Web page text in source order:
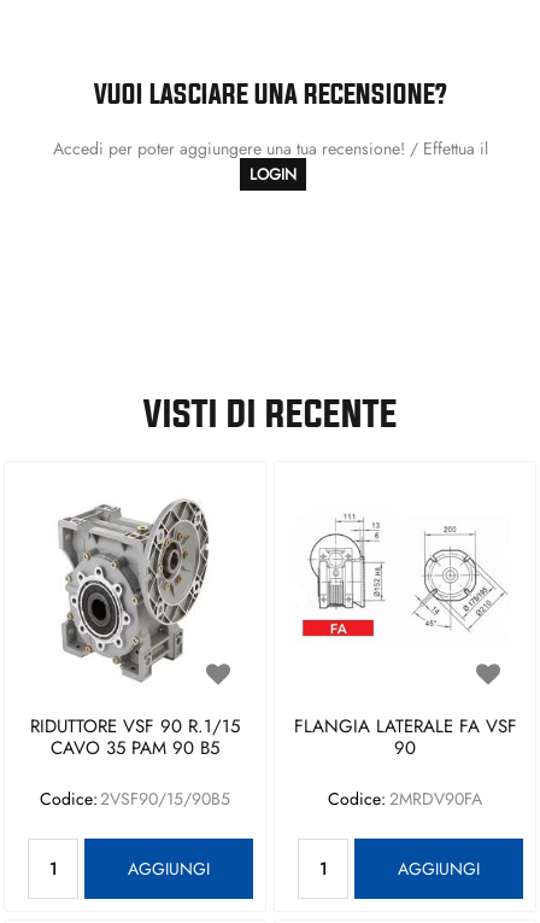
VUOI LASCIARE UNA RECENSIONE?
Accedi per poter aggiungere una tua recensione! / Effettua il
LOGIN
VISTI DI RECENTE
RIDUTTORE VSF 90 R.1/15
CAVO 35 PAM 90 B5
Codice:2VSF90/15/90B5
AGGIUNGI
FLANGIA LATERALE FA VSF
90
Codice: 2MRDV90FA
AGGIUNGI